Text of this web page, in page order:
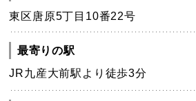
東区唐原5丁目10番22号
最寄りの駅
JR九産大前駅より徒歩3分